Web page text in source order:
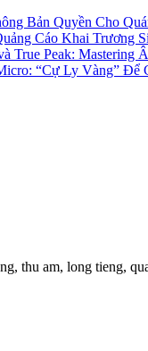
Bản Quyền Cho
Cáo Khai Trương
True Peak: Mastering
“Cự Ly Vàng” Để